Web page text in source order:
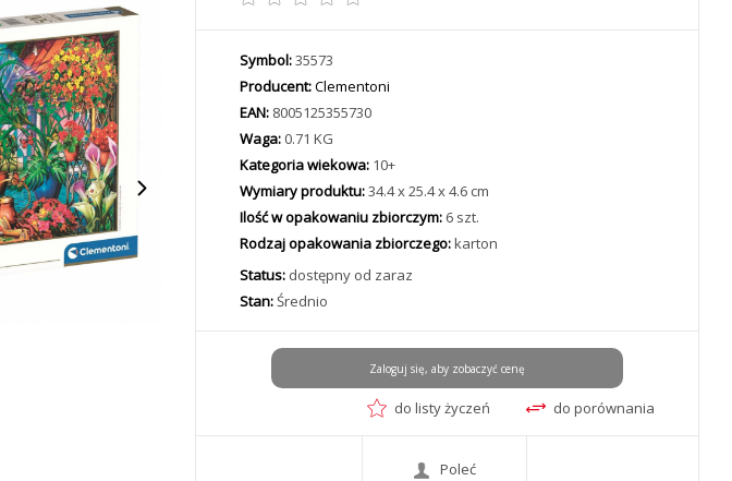
Symbol:35573
Producent:Clementoni
EAN: 8005125355730
Waga: 0.71 KG
Kategoria wiekowa: 10+
Wymiary produktu:34.4 x 25.4 x 4.6 cm
Ilość w opakowaniu zbiorczym: 6 szt.
Rodzaj opakowania zbiorczego:karton
Status: dostępny od zaraz
Stan:Średnio
Zaloguj się, aby zobaczyć cenę
do listy życzeń do porównania
Poleć